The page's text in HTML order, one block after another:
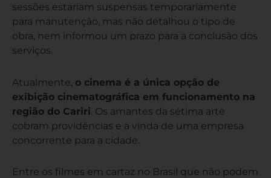
sessões estariam suspensas temporariamente
para manutenção, mas não detalhou o tipo de
obra, nem informou um prazo para a conclusão dos
serviços.
Atualmente, o cinema é a única opção de
exibição cinematográfica em funcionamento na
região do Cariri . Os amantes da sétima arte
cobram providências e a vinda de uma empresa
concorrente para a cidade.
Entre os filmes em cartaz no Brasil que não podem